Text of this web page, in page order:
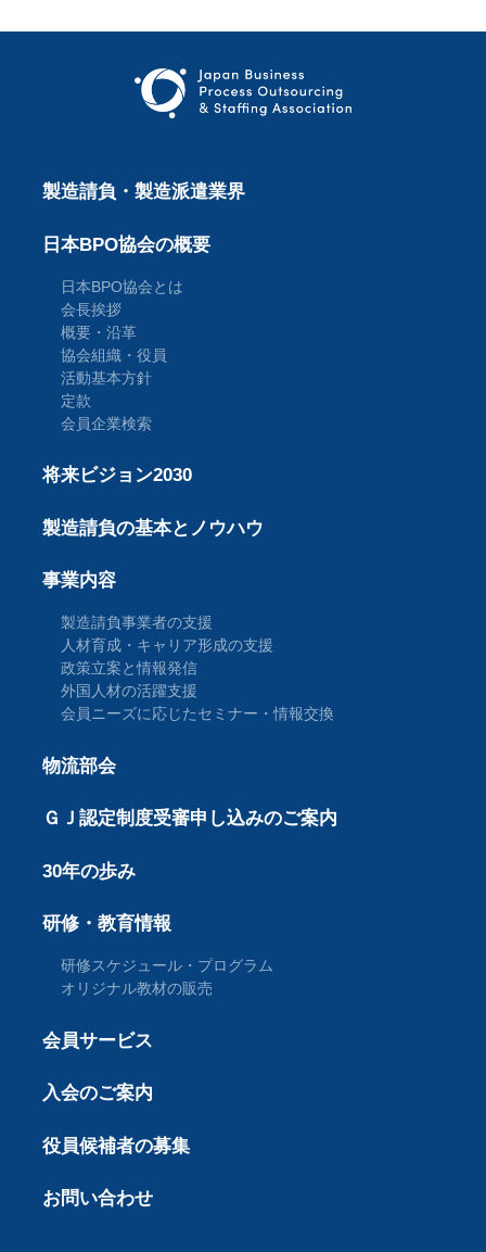
製造請負・製造派遣業界
日本BPO協会の概要
日本BPO協会とは
会長挨拶
概要・沿革
協会組織・役員
活動基本方針
定款
会員企業検索
将来ビジョン2030
製造請負の基本とノウハウ
事業内容
製造請負事業者の支援
人材育成・キャリア形成の支援
政策立案と情報発信
外国人材の活躍支援
会員ニーズに応じたセミナー・情報交換
物流部会
ＧＪ認定制度受審申し込みのご案内
30年の歩み
研修・教育情報
研修スケジュール・プログラム
オリジナル教材の販売
会員サービス
入会のご案内
役員候補者の募集
お問い合わせ